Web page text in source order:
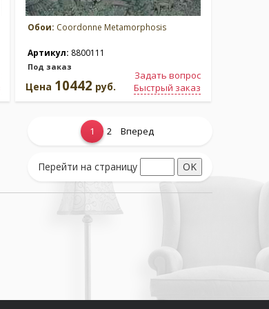
Обои: Coordonne Metamorphosis
Артикул: 8800111
Под заказ
Задать вопрос
Быстрый заказ
Цена 10442 руб.
1 2 Вперед
Перейти на страницу